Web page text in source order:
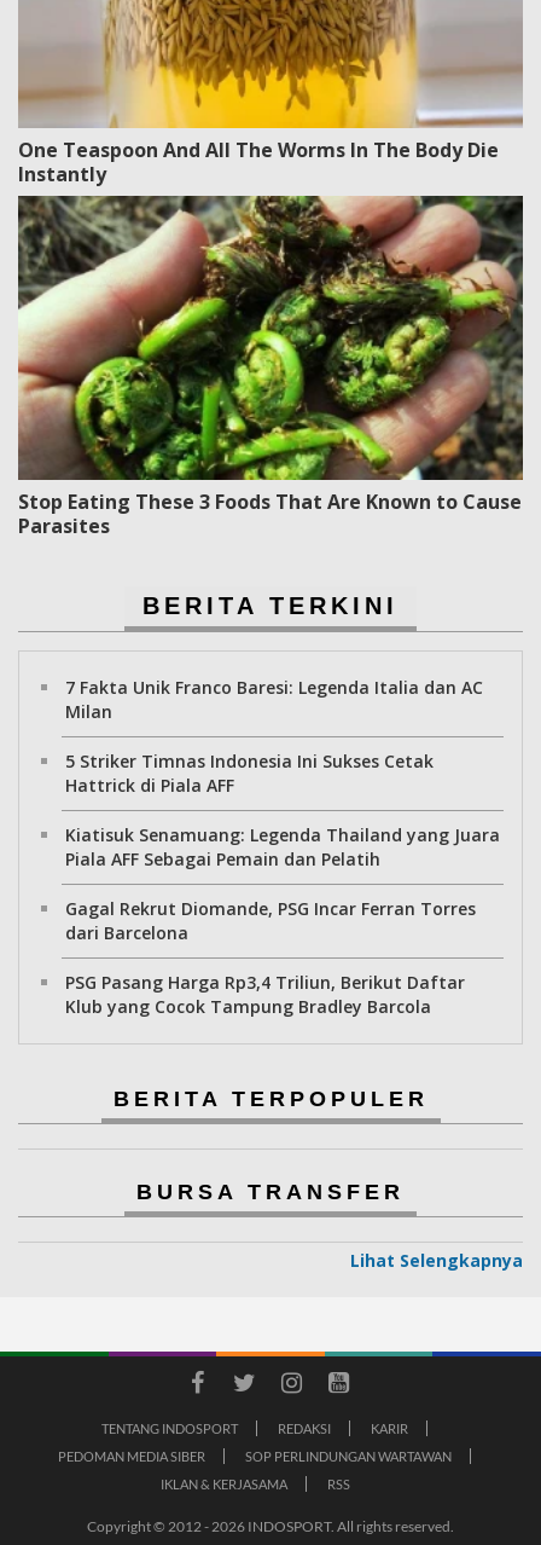
One Teaspoon And All The Worms In The Body Die
Instantly
Stop Eating These 3 Foods That Are Known to Cause
Parasites
BERITA TERKINI
7 Fakta Unik Franco Baresi: Legenda Italia dan AC
Milan
5 Striker Timnas Indonesia Ini Sukses Cetak
Hattrick di Piala AFF
Kiatisuk Senamuang: Legenda Thailand yang Juara
Piala AFF Sebagai Pemain dan Pelatih
Gagal Rekrut Diomande, PSG Incar Ferran Torres
dari Barcelona
PSG Pasang Harga Rp3,4 Triliun, Berikut Daftar
Klub yang Cocok Tampung Bradley Barcola
BERITA TERPOPULER
BURSA TRANSFER
Lihat Selengkapnya
TENTANG INDOSPORT REDAKSI
KARIR
PEDOMAN MEDIA SIBER
SOP PERLINDUNGAN WARTAWAN
IKLAN & KERJASAMA
RSS
Copyright © 2012 - 2026 INDOSPORT. All rights reserved.